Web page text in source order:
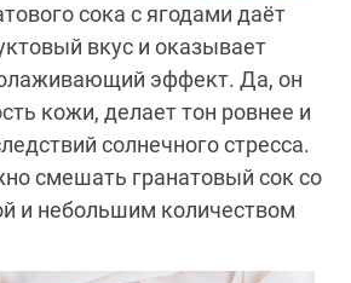
сока с ягодами даёт
вкус и оказывает
эффект. Да, он
кожи, делает тон ровнее и
солнечного стресса.
смешать гранатовый сок со
и небольшим количеством